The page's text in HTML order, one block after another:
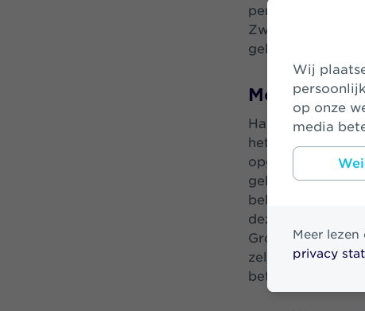
Wij plaatsen cookies om uw bezoek op onze website makkelijker en
op onze
media
Meer
privacy
Zwitserleven
gekomen te
Mooiere
Hans Visser,
het laten
opgeteld is dit
geld zo effectief
deze stichting
Groene Woud is
zelf het
betere, mooiere